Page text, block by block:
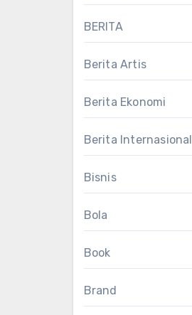
BERITA
Berita Artis
Berita Ekonomi
Berita Internasional
Bisnis
Bola
Book
Brand